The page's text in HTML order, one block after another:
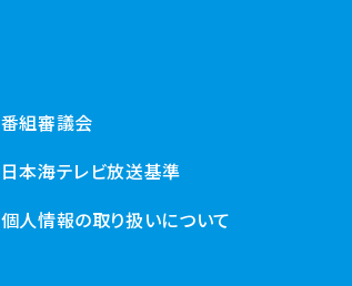
番組審議会
日本海テレビ放送基準
個人情報の取り扱いについて